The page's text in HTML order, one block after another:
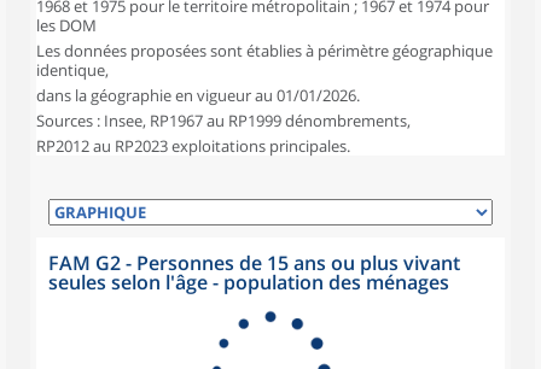
1968 et 1975 pour le territoire métropolitain ; 1967 et 1974 pour
les DOM
Les données proposées sont établies à périmètre géographique
identique,
dans la géographie en vigueur au 01/01/2026.
Sources : Insee, RP1967 au RP1999 dénombrements,
RP2012 au RP2023 exploitations principales.
FAM G2 - Personnes de 15 ans ou plus vivant
seules selon l'âge - population des ménages